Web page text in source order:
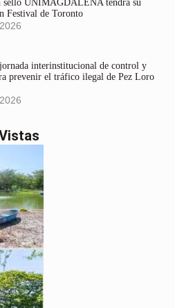
sello UNIMAGDALENA tendrá su
Festival de Toronto
interinstitucional de control y
prevenir el tráfico ilegal de Pez Loro